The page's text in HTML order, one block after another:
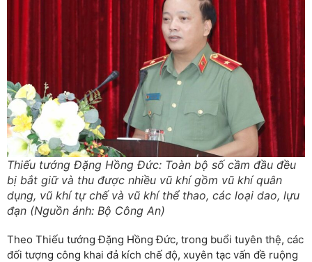
Thiếu tướng Đặng Hồng Đức: Toàn bộ số cầm đầu đều
bị bắt giữ và thu được nhiều vũ khí gồm vũ khí quân
dụng, vũ khí tự chế và vũ khí thể thao, các loại dao, lựu
đạn (Nguồn ảnh: Bộ Công An)
Theo Thiếu tướng Đặng Hồng Đức, trong buổi tuyên thệ, các
đối tượng công khai đả kích chế độ, xuyên tạc vấn đề ruộng